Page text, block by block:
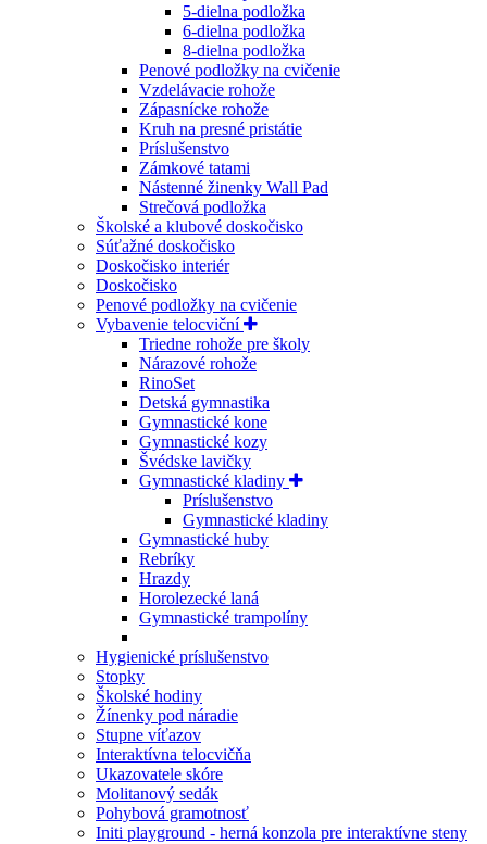
5-dielna podložka
6-dielna podložka
8-dielna podložka
Penové podložky na cvičenie
Vzdelávacie rohože
Zápasnícke rohože
Kruh na presné pristátie
Príslušenstvo
Zámkové tatami
Nástenné žinenky Wall Pad
Strečová podložka
Školské a klubové doskočisko
Súťažné doskočisko
Doskočisko interiér
Doskočisko
Penové podložky na cvičenie
Vybavenie telocviční
Triedne rohože pre školy
Nárazové rohože
RinoSet
Detská gymnastika
Gymnastické kone
Gymnastické kozy
Švédske lavičky
Gymnastické kladiny
Príslušenstvo
Gymnastické kladiny
Gymnastické huby
Rebríky
Hrazdy
Horolezecké laná
Gymnastické trampolíny
Hygienické príslušenstvo
Stopky
Školské hodiny
Žínenky pod náradie
Stupne víťazov
Interaktívna telocvičňa
Ukazovatele skóre
Molitanový sedák
Pohybová gramotnosť
Initi playground - herná konzola pre interaktívne steny